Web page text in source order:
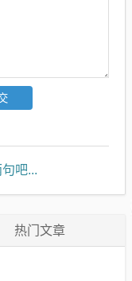
吧...
热门文章